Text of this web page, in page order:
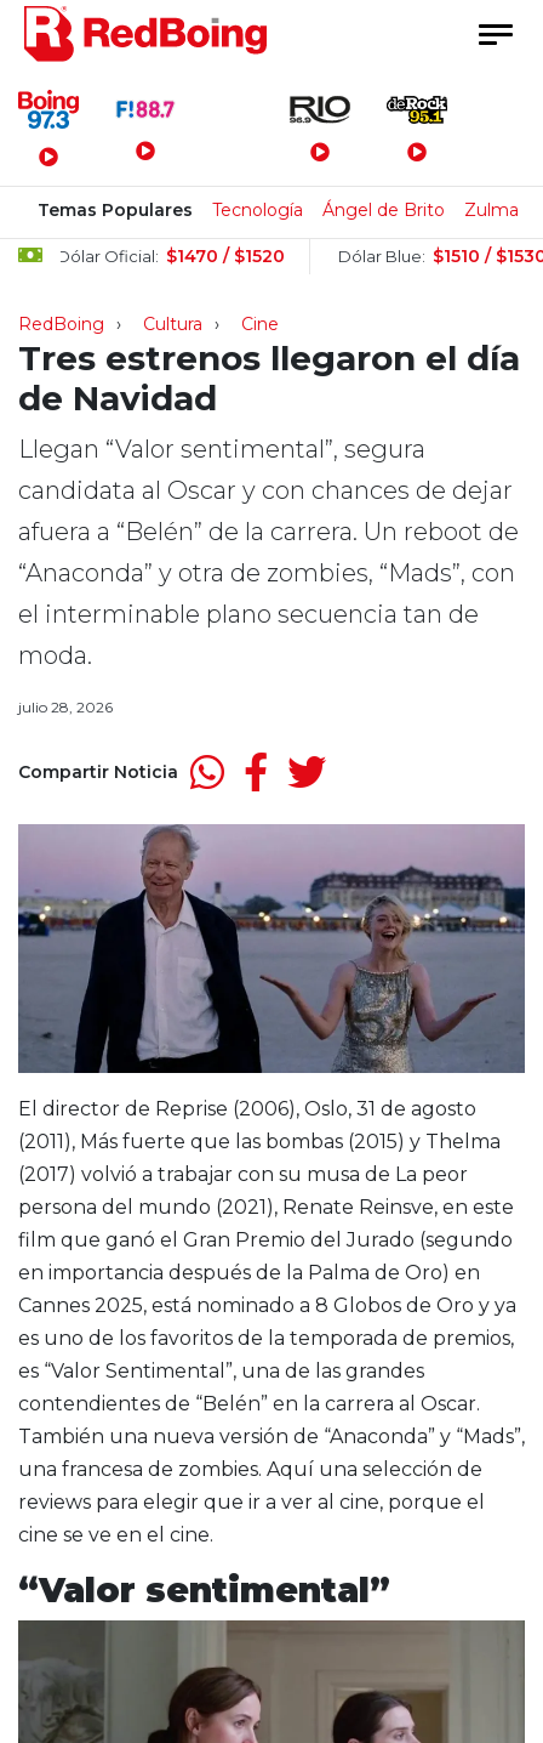
Menú Principal
Temas Populares Tecnología Ángel de Brito Zulma
Oficial: $1470 / $1520 Dólar Blue: $1510 / $1530
RedBoing Cultura Cine
Tres estrenos llegaron el día
de Navidad
Llegan “Valor sentimental”, segura
candidata al Oscar y con chances de dejar
afuera a “Belén” de la carrera. Un reboot de
“Anaconda” y otra de zombies, “Mads”, con
el interminable plano secuencia tan de
moda.
julio 28, 2026
Compartir Noticia
El director de Reprise (2006), Oslo, 31 de agosto
(2011), Más fuerte que las bombas (2015) y Thelma
(2017) volvió a trabajar con su musa de La peor
persona del mundo (2021), Renate Reinsve, en este
film que ganó el Gran Premio del Jurado (segundo
en importancia después de la Palma de Oro) en
Cannes 2025, está nominado a 8 Globos de Oro y ya
es uno de los favoritos de la temporada de premios,
es “Valor Sentimental”, una de las grandes
contendientes de “Belén” en la carrera al Oscar.
También una nueva versión de “Anaconda” y “Mads”,
una francesa de zombies. Aquí una selección de
reviews para elegir que ir a ver al cine, porque el
cine se ve en el cine.
“Valor sentimental”